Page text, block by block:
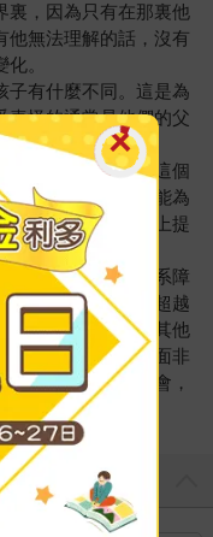
裏，因為只有在那裏他
他無法理解的話，沒有
。
子有什麼不同。這是為
責怪的通常是他們的父
們一方面想要幫助這個
一方面，他們的無能為
實時至今日，社會上提
。
被診斷有自閉症譜系障
們也可能其備某些超越
個數學尖子；至於其他
能在音樂或繪畫方面非
們一顯身手的機會，
人生。